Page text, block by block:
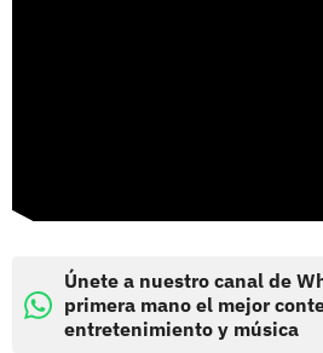
Únete a nuestro canal de
primera mano el mejor
entretenimiento y música